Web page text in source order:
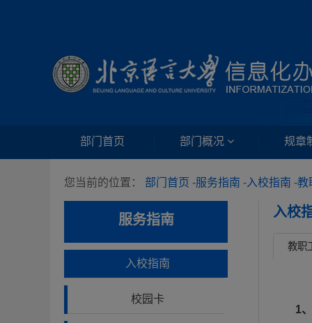
部门首页 部门概况 规章
您当前的位置： 部门首页 -服务指南 -入校指南 -教
服务指南
入校指南
校园卡
入校
教职
1